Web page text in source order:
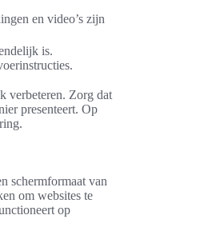
en video’s zijn
is.
verbeteren. Zorg dat
presenteert. Op
schermformaat van
om websites te
op